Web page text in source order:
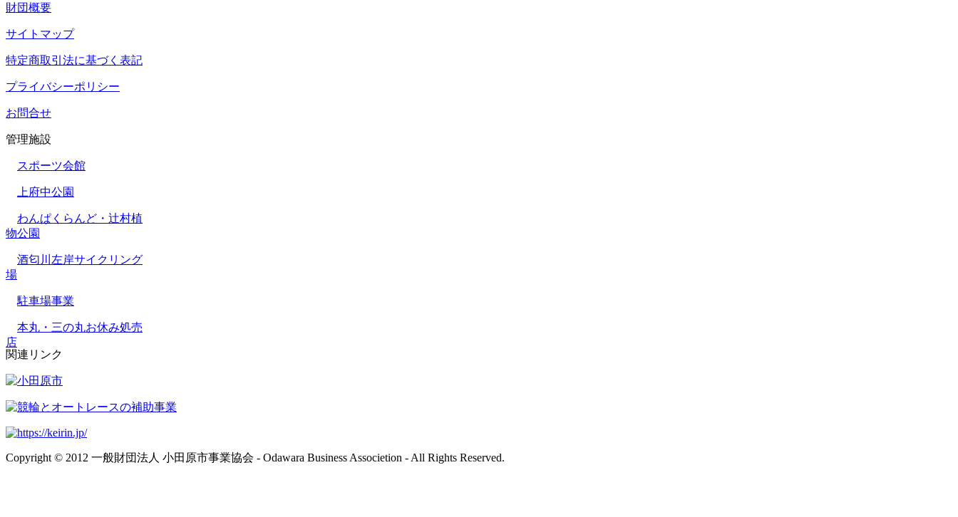
財団概要
サイトマップ
特定商取引法に基づく表記
プライバシーポリシー
お問合せ
管理施設
スポーツ会館
上府中公園
わんぱくらんど・辻村植
物公園
酒匂川左岸サイクリング
場
駐車場事業
本丸・三の丸お休み処売
店
関連リンク
Copyright © 2012 一般財団法人 小田原市事業協会 - Odawara Business Associetion - All Rights Reserved.